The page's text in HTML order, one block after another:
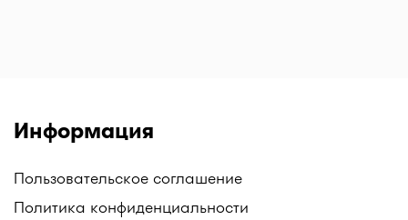
Информация
Пользовательское соглашение
Политика конфиденциальности